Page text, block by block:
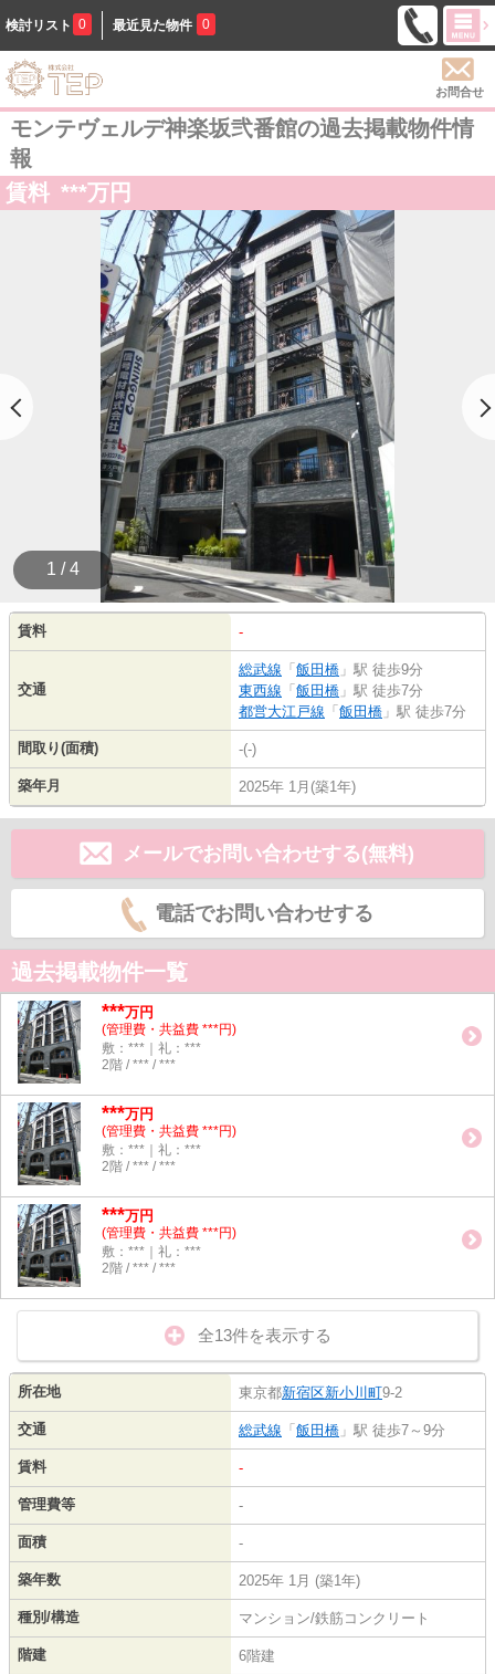
検討リスト 0 最近見た物件 0
お問合せ
モンテヴェルデ神楽坂弐番館の過去掲載物件情
報
賃料 ***万円
1 / 4
賃料 -
交通
総武線 「 飯田橋 」駅 徒歩9分
東西線 「 飯田橋 」駅 徒歩7分
都営大江戸線 「 飯田橋 」駅 徒歩7分
間取り(面積) -(-)
築年月 2025年 1月(築1年)
メールでお問い合わせする(無料)
電話でお問い合わせする
過去掲載物件一覧
***万円
(管理費・共益費 ***円)
敷：***｜礼：***
2階 / *** / ***
***万円
(管理費・共益費 ***円)
敷：***｜礼：***
2階 / *** / ***
***万円
(管理費・共益費 ***円)
敷：***｜礼：***
2階 / *** / ***
全13件を表示する
所在地 東京都新宿区新小川町9-2
交通 総武線 「 飯田橋 」駅 徒歩7～9分
賃料 -
管理費等 -
面積 -
築年数 2025年 1月 (築1年)
種別/構造 マンション/鉄筋コンクリート
階建 6階建